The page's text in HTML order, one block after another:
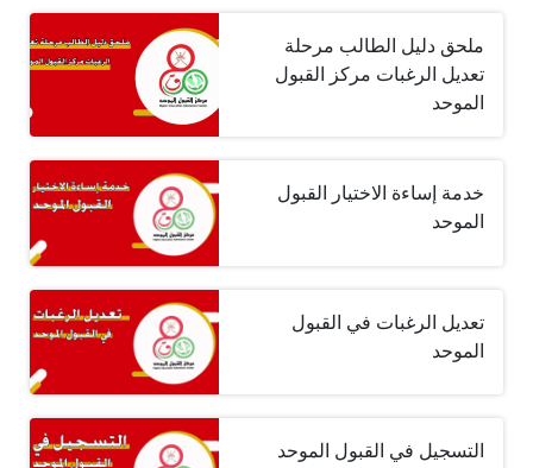
ملحق دليل الطالب مرحلة
تعديل الرغبات مركز القبول
الموحد
خدمة إساءة الاختيار القبول
الموحد
تعديل الرغبات في القبول
الموحد
التسجيل في القبول الموحد